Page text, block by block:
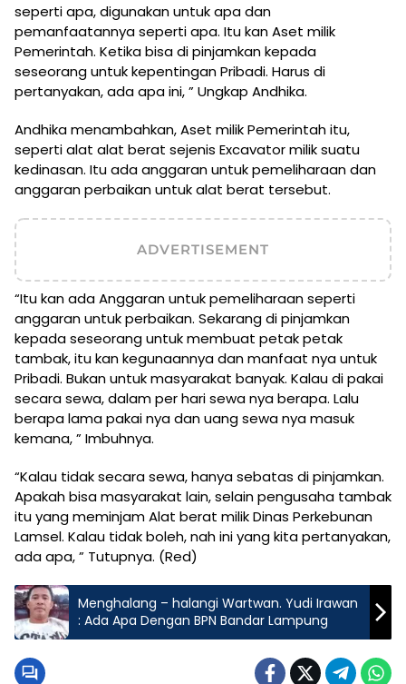
seperti apa, digunakan untuk apa dan
pemanfaatannya seperti apa. Itu kan Aset milik
Pemerintah. Ketika bisa di pinjamkan kepada
seseorang untuk kepentingan Pribadi. Harus di
pertanyakan, ada apa ini, ” Ungkap Andhika.
Andhika menambahkan, Aset milik Pemerintah itu,
seperti alat alat berat sejenis Excavator milik suatu
kedinasan. Itu ada anggaran untuk pemeliharaan dan
anggaran perbaikan untuk alat berat tersebut.
ADVERTISEMENT
“Itu kan ada Anggaran untuk pemeliharaan seperti
anggaran untuk perbaikan. Sekarang di pinjamkan
kepada seseorang untuk membuat petak petak
tambak, itu kan kegunaannya dan manfaat nya untuk
Pribadi. Bukan untuk masyarakat banyak. Kalau di pakai
secara sewa, dalam per hari sewa nya berapa. Lalu
berapa lama pakai nya dan uang sewa nya masuk
kemana, ” Imbuhnya.
“Kalau tidak secara sewa, hanya sebatas di pinjamkan.
Apakah bisa masyarakat lain, selain pengusaha tambak
itu yang meminjam Alat berat milik Dinas Perkebunan
Lamsel. Kalau tidak boleh, nah ini yang kita pertanyakan,
ada apa, ” Tutupnya. (Red)
Menghalang – halangi Wartwan. Yudi Irawan
: Ada Apa Dengan BPN Bandar Lampung